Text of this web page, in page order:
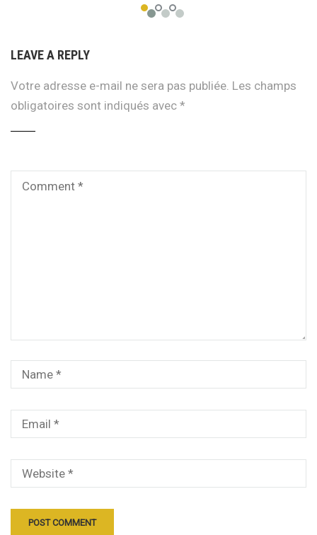
LEAVE A REPLY
Votre adresse e-mail ne sera pas publiée. Les champs
obligatoires sont indiqués avec *